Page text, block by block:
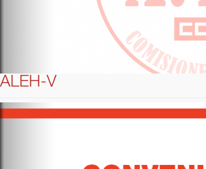
ALEH-V